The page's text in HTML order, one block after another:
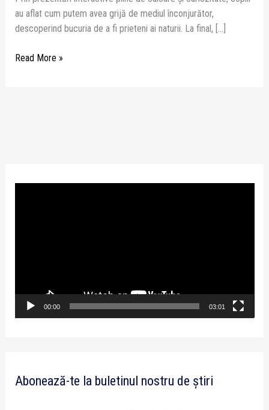
au aflat cum putem avea grijă de mediul înconjurător,
descoperind bucuria de a fi prieteni ai naturii. La final, […]
Read More »
o
00:00 03:01
Abonează-te la buletinul nostru de știri